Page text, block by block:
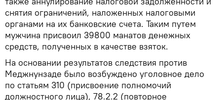
снятия ограничений, наложенных налоговыми
органами на их банковские счета. Таким путем
мужчина присвоил 39800 манатов денежных
средств, полученных в качестве взяток.
На основании результатов следствия против
Меджнунзаде было возбуждено уголовное дело
по статьям 310 (присвоение полномочий
должностного лица), 78.2.2 (повторное